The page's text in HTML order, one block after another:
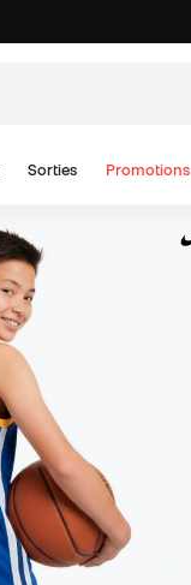
Sorties Promotions